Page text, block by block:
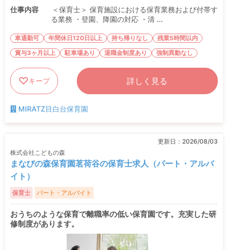
仕事内容
＜保育士＞ 保育施設における保育業務および付帯す
る業務 ・登園、降園の対応 ・清 ...
車通勤可 年間休日120日以上 持ち帰りなし
残業5時間以内
賞与3ヶ月以上
駐車場あり 退職金制度あり 強制異動なし
キープ 詳しく見る
MIRATZ目白台保育園
更新日： 2026/08/03
株式会社こどもの森
まなびの森保育園茗荷谷の保育士求人（パート・アルバ
イト）
保育士 パート・アルバイト
おうちのような保育で離職率の低い保育園です。充実した研
修制度があります。